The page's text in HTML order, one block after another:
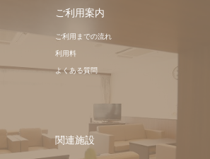
ご利用案内
ご利用までの流れ
利用料
よくある質問
関連施設